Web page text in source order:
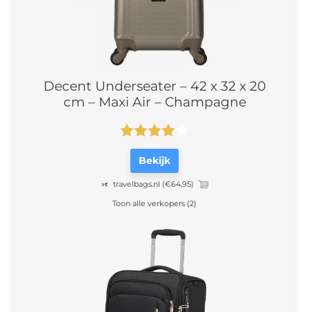
Decent Underseater – 42 x 32 x 20
cm – Maxi Air – Champagne
Bekijk
travelbags.nl (€64,95)
Toon alle verkopers (2)